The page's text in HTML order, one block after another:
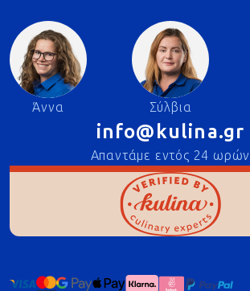
Άννα Σύλβια
info@kulina.gr
Απαντάμε εντός 24 ωρών